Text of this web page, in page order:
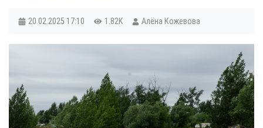
20.02.2025 17:10 1.82K Алёна Кожевова